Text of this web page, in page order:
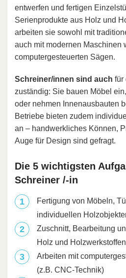
entwerfen und fertigen
Serienprodukte aus Holz und
arbeiten sie sowohl mit
auch mit modernen Maschinen
computergesteuerten Sägen.
Schreiner/innen sind auch für
zuständig: Sie bauen Möbel
oder nehmen Innenausbauten
Betriebe bieten zudem
an – handwerkliches Können,
Auge für Design sind gefragt.
Die 5 wichtigsten
Schreiner /-in
Fertigung von Möbeln,
individuellen
Zuschnitt, Bearbeitung
Holz und Holzwerkstoffen
Arbeiten mit
(z.B. CNC-Technik)